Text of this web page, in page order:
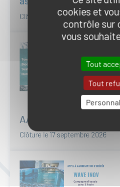
cookies et
contrôle sur
vous
Tout
Tout
Clôture les 15 septembre 2026 et
AAP Belmont Forum –
Clôture le 17 septembre 2026